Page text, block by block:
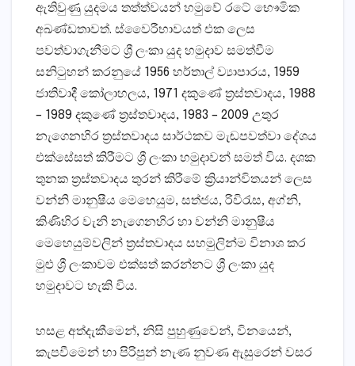
ඇතිවුණු යුදමය තත්ත්වයන් හමුවේ රටේ භෞමික
අඛණ්‌ඩතාවත්. ස්‌වෛරීභාවයත් එක ලෙස
පවත්වාගැනීමට ශ්‍රී ලංකා යුද හමුදාව සමත්වීම
සනිටුහන් කරනුයේ 1956 හර්තාල් ව්‍යාපාරය, 1959
ජාතිවාදී කෝලාහලය, 1971 දකුණේ ත්‍රස්‌තවාදය, 1988
– 1989 දකුණේ ත්‍රස්‌තවාදය, 1983 – 2009 උතුර
නැගෙනහිර ත්‍රස්‌තවාදය සාර්ථකව මැඬපවත්වා දේශය
එක්‌සේසත් කිරීමට ශ්‍රී ලංකා හමුදාවන් සමත් විය. දශක
තුනක ත්‍රස්‌තවාදය තුරන් කිරීමේ ක්‍රියාන්විතයන් ලෙස
වන්නි මානුෂීය මෙහෙයුම, සත්ජය, රිවිරැස, අග්නි,
කිණිහිර වැනි නැගෙනහිර හා වන්නි මානුෂීය
මෙහෙයුම්වලින් ත්‍රස්‌තවාදය සහමුලින්ම විනාශ කර
මුළු ශ්‍රී ලංකාවම එක්‌සත් කරන්නට ශ්‍රී ලංකා යුද
හමුදාවට හැකි විය.
හසළ අත්දැකීමෙන්, නිසි පුහුණුවෙන්, විනයෙන්,
කැපවීමෙන් හා පිරිපුන් නැණ නුවණ ඇසුරෙන් වසර